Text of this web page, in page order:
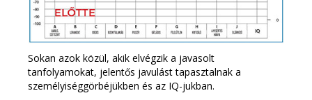
Sokan azok közül, akik elvégzik a javasolt
tanfolyamokat, jelentős javulást tapasztalnak a
személyiséggörbéjükben és az IQ-jukban.